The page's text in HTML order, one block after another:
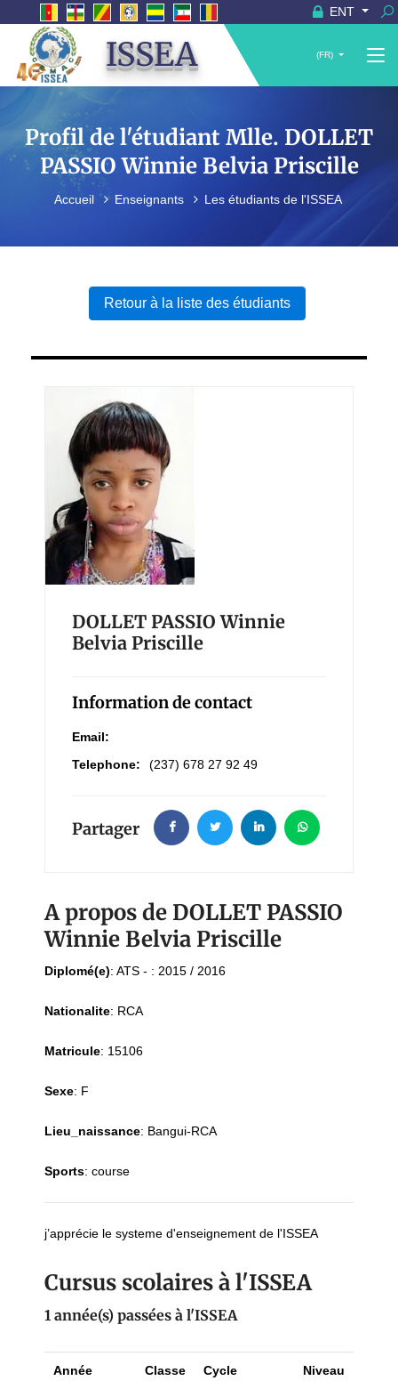
ENT
ISSEA (FR)
Profil de l'étudiant Mlle. DOLLET
PASSIO Winnie Belvia Priscille
Accueil Enseignants Les étudiants de l'ISSEA
Retour à la liste des étudiants
DOLLET PASSIO Winnie
Belvia Priscille
Information de contact
Email:
Telephone:
(237) 678 27 92 49
Partager
A propos de DOLLET PASSIO
Winnie Belvia Priscille
Diplomé(e): ATS - : 2015 / 2016
Nationalite: RCA
Matricule: 15106
Sexe: F
Lieu_naissance: Bangui-RCA
Sports: course
j’apprécie le systeme d'enseignement de l'ISSEA
Cursus scolaires à l'ISSEA
1 année(s) passées à l'ISSEA
Année
Classe Cycle Niveau